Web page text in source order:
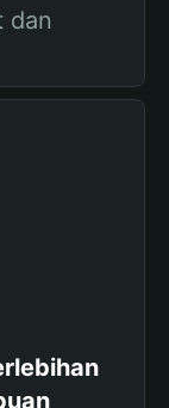
dan